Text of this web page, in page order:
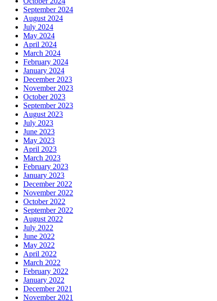
September 2024
August 2024
July 2024
May 2024
April 2024
March 2024
February 2024
January 2024
December 2023
November 2023
October 2023
September 2023
August 2023
July 2023
June 2023
May 2023
April 2023
March 2023
February 2023
January 2023
December 2022
November 2022
October 2022
September 2022
August 2022
July 2022
June 2022
May 2022
April 2022
March 2022
February 2022
January 2022
December 2021
November 2021